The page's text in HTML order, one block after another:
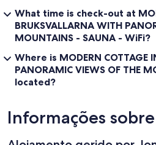
What time is check-out at
BRUKSVALLARNA WITH
MOUNTAINS - SAUNA - WiFi?
Where is MODERN COTTAGE
PANORAMIC VIEWS OF THE
located?
Informações